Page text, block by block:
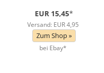
EUR 15,45*
Versand: EUR 4,95
Zum Shop »
bei Ebay*